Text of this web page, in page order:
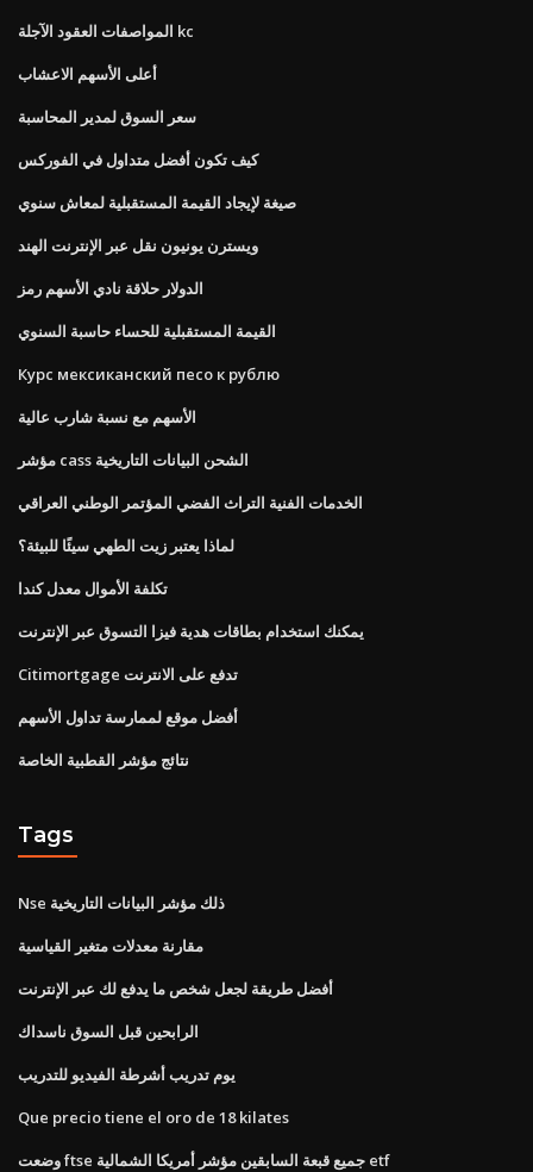
المواصفات العقود الآجلة kc
أعلى الأسهم الاعشاب
سعر السوق لمدير المحاسبة
كيف تكون أفضل متداول في الفوركس
صيغة لإيجاد القيمة المستقبلية لمعاش سنوي
ويسترن يونيون نقل عبر الإنترنت الهند
الدولار حلاقة نادي الأسهم رمز
القيمة المستقبلية للحساء حاسبة السنوي
Курс мексиканский песо к рублю
الأسهم مع نسبة شارب عالية
مؤشر cass الشحن البيانات التاريخية
الخدمات الفنية التراث الفضي المؤتمر الوطني العراقي
لماذا يعتبر زيت الطهي سيئًا للبيئة؟
تكلفة الأموال معدل كندا
يمكنك استخدام بطاقات هدية فيزا التسوق عبر الإنترنت
Citimortgage تدفع على الانترنت
أفضل موقع لممارسة تداول الأسهم
نتائج مؤشر القطبية الخاصة
Tags
Nse ذلك مؤشر البيانات التاريخية
مقارنة معدلات متغير القياسية
أفضل طريقة لجعل شخص ما يدفع لك عبر الإنترنت
الرابحين قبل السوق ناسداك
يوم تدريب أشرطة الفيديو للتدريب
Que precio tiene el oro de 18 kilates
وضعت ftse جميع قبعة السابقين مؤشر أمريكا الشمالية etf